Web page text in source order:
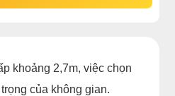
khoảng 2,7m, việc chọn
của không gian.